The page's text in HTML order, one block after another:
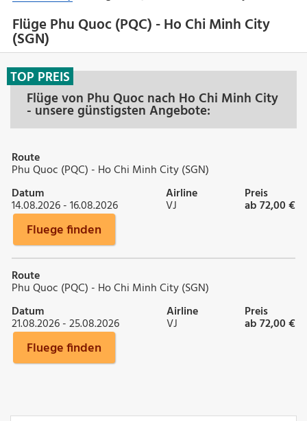
Flüge Phu Quoc (PQC) - Ho Chi Minh City
(SGN)
Flüge von Phu Quoc nach Ho Chi Minh City
- unsere günstigsten Angebote:
TOP PREIS
Route
Phu Quoc (PQC) - Ho Chi Minh City (SGN)
Datum
14.08.2026 - 16.08.2026
Airline
VJ
Preis
ab 72,00 €
Fluege finden
Route
Phu Quoc (PQC) - Ho Chi Minh City (SGN)
Datum
21.08.2026 - 25.08.2026
Airline
VJ
Preis
ab 72,00 €
Fluege finden